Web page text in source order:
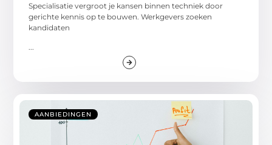
Specialisatie vergroot je kansen binnen techniek door
gerichte kennis op te bouwen. Werkgevers zoeken
kandidaten
...
AANBIEDINGEN